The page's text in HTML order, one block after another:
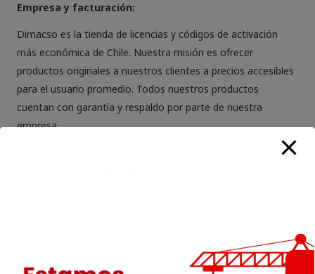
Empresa y facturación:
Dimacso es la tienda de licencias y códigos de activación
más económica de Chile. Nuestra misión es ofrecer
productos originales a nuestros clientes a precios accesibles
para el usuario promedio. Todos nuestros productos
cuentan con garantía y respaldo por parte de nuestra
empresa.
suscripción Adobe Creative Cloud